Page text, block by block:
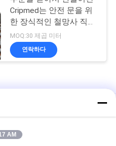
Cripmed는 안전 문을 위
한 장식적인 철망사 직물
을 모방합니다
MOQ:30 제곱 미터
연락하다
단 단열 스크린
AM